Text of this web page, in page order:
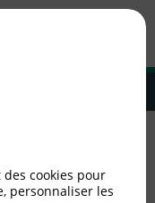
cookies pour
personnaliser les